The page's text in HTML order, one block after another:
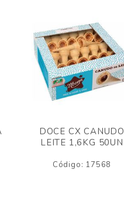
DOCE CX CANUDO
LEITE 1,6KG 50UN
Código: 17568